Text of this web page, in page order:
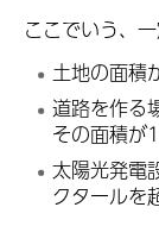
ここでいう、
土地の面積
道路を作る
その面積が
太陽光発電
クタールを